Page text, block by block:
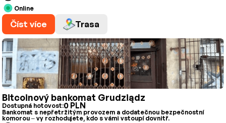
Online
Číst více Trasa
Bitcoinový bankomat Grudziądz
Dostupná hotovost:0 PLN
Bankomat s nepřetržitým provozem a dodatečnou bezpečnostní
komorou – vy rozhodujete, kdo s vámi vstoupí dovnitř.